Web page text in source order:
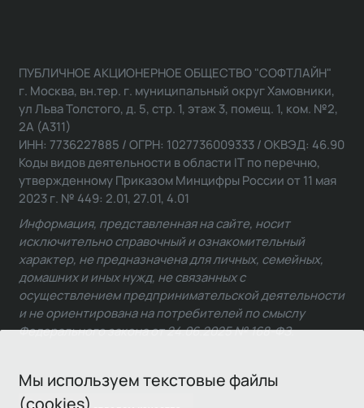
Мы используем текстовые файлы
(cookies)
ПУБЛИЧНОЕ АКЦИОНЕРНОЕ ОБЩЕСТВО "СОФТЛАЙН"
г. Москва, вн.тер. г. муниципальный округ Хамовники,
ул Льва Толстого, д. 5, стр. 1, этаж 3, помещ. 1, ком. №2,
2А (А311)
ИНН: 7736227885 / ОГРН: 1027736009333 / ОКВЭД: 46.90
Коды видов деятельности в области IT по перечню,
утвержденному Приказом Минцифры России от 11 мая
2023 г. № 449: 2.01, 27.01, 4.01
Информация, представленная на сайте, носит
исключительно справочный и ознакомительный
характер, не предназначена для личных, семейных,
домашних и иных нужд, не связанных с
осуществлением предпринимательской деятельности
и не ориентирована на потребителей по смыслу
Федерального закона от 24.06.2025 № 168-ФЗ.